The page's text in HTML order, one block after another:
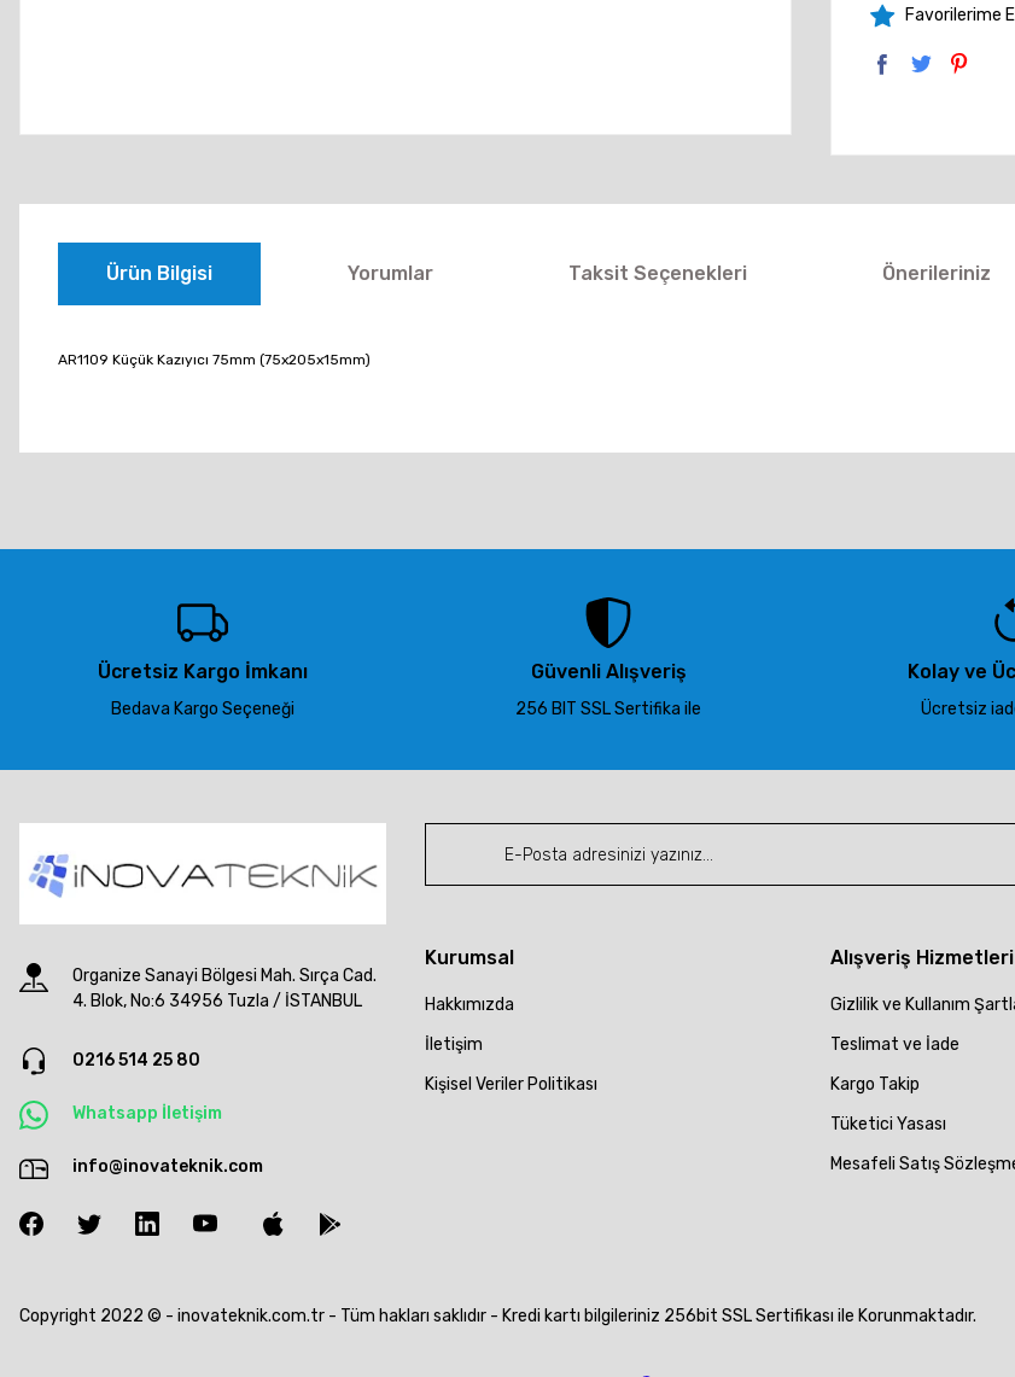
Ürün Bilgisi Yorumlar Taksit Seçenekleri Önerileriniz
AR1109 Küçük Kazıyıcı 75mm (75x205x15mm)
Ürün resmi kalitesiz, bozuk veya görüntülenemiyor.
Ürün bilgilerinde hatalar bulunuyor.
Bu ürüne benzer farklı alternatifler olmalı.
Ücretsiz Kargo İmkanı
Bedava Kargo Seçeneği
Güvenli Alışveriş
256 BIT SSL Sertifika ile
Kolay ve
Ücretsiz
Organize Sanayi Bölgesi Mah. Sırça Cad.
4. Blok, No:6 34956 Tuzla / İSTANBUL
0216 514 25 80
Whatsapp İletişim
info@inovateknik.com
Kurumsal
Hakkımızda
İletişim
Kişisel Veriler Politikası
Alışveriş Hizmetleri
Gizlilik ve Kullanım
Teslimat ve İade
Kargo Takip
Tüketici Yasası
Mesafeli Satış
Copyright 2022 © - inovateknik.com.tr - Tüm hakları saklıdır - Kredi kartı bilgileriniz 256bit SSL Sertifikası ile Korunmaktadır.